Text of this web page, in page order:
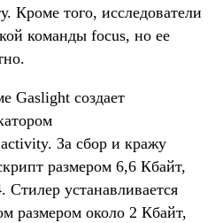
Кроме того, исследователи
команды focus, но ее
Gaslight создает
За сбор и кражу
размером 6,6 Кбайт,
Стилер устанавливается
размером около 2 Кбайт,